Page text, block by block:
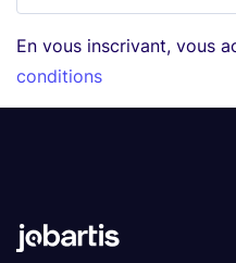
En vous inscrivant, vous
conditions